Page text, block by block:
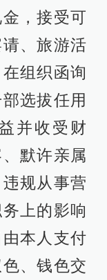
，接受可
、旅游活
组织函询
选拔任用
并收受财
默许亲属
规从事营
上的影响
本人支付
、钱色交